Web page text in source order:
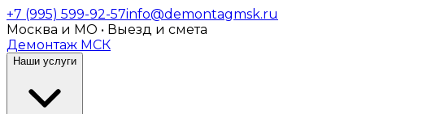
+7 (995) 599-92-57info@demontagmsk.ru
Москва и МО • Выезд и смета
Демонтаж МСК
Наши услуги